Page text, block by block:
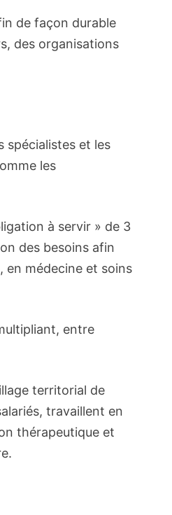
de façon durable
des organisations
spécialistes et les
les
à servir » de 3
des besoins afin
en médecine et soins
entre
territorial de
travaillent en
thérapeutique et